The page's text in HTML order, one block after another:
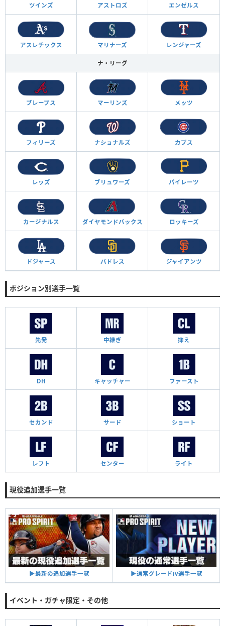
ツインズ アストロズ エンゼルス
アスレチックス マリナーズ レンジャーズ
ナ・リーグ
ブレーブス マーリンズ メッツ
フィリーズ ナショナルズ カブス
レッズ ブリュワーズ パイレーツ
カージナルス ダイヤモンドバックス ロッキーズ
ドジャース パドレス ジャイアンツ
ポジション別選手一覧
先発 中継ぎ 抑え
DH キャッチャー ファースト
セカンド サード ショート
レフト センター ライト
現役追加選手一覧
▶︎最新の追加選手一覧 ▶︎通常グレードⅣ選手一覧
イベント・ガチャ限定・その他